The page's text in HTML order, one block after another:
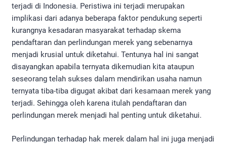
terjadi di Indonesia. Peristiwa ini terjadi merupakan
implikasi dari adanya beberapa faktor pendukung seperti
kurangnya kesadaran masyarakat terhadap skema
pendaftaran dan perlindungan merek yang sebenarnya
menjadi krusial untuk diketahui. Tentunya hal ini sangat
disayangkan apabila ternyata dikemudian kita ataupun
seseorang telah sukses dalam mendirikan usaha namun
ternyata tiba-tiba digugat akibat dari kesamaan merek yang
terjadi. Sehingga oleh karena itulah pendaftaran dan
perlindungan merek menjadi hal penting untuk diketahui.
Perlindungan terhadap hak merek dalam hal ini juga menjadi